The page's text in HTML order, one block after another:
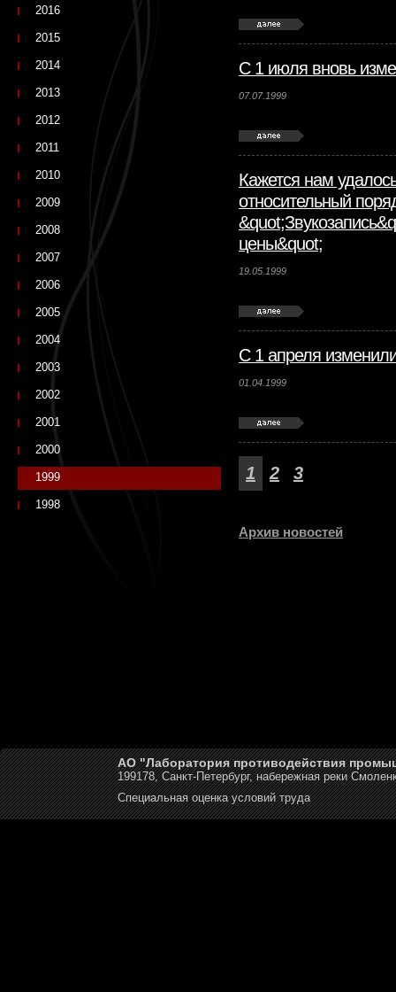
С 1 июля вновь
07.07.1999
Кажется нам
относительный
цены&quot;
19.05.1999
С 1 апреля
01.04.1999
1 2 3
Архив новостей
2016
2015
2014
2013
2012
2011
2010
2009
2008
2007
2006
2005
2004
2003
2002
2001
2000
1999
1998
АО "Лаборатория противодействия
199178, Санкт-Петербург, набережная реки
Специальная оценка условий труда